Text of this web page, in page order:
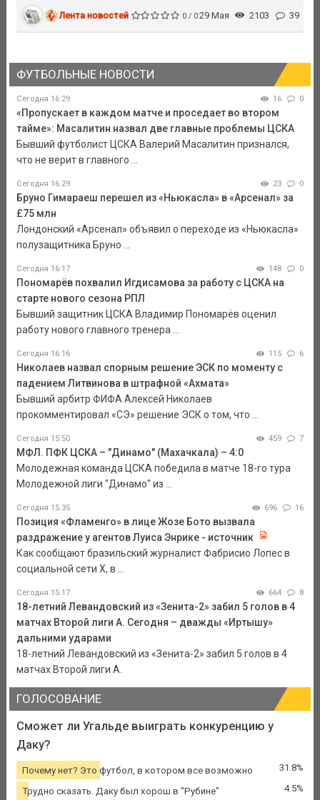
Лента новостей 0 / 029 Мая 2103 39
ФУТБОЛЬНЫЕ НОВОСТИ
Сегодня 16:29 16 0
«Пропускает в каждом матче и проседает во втором
тайме»: Масалитин назвал две главные проблемы ЦСКА
Бывший футболист ЦСКА Валерий Масалитин признался,
что не верит в главного ...
Сегодня 16:29 23 0
Бруно Гимараеш перешел из «Ньюкасла» в «Арсенал» за
£75 млн
Лондонский «Арсенал» объявил о переходе из «Ньюкасла»
полузащитника Бруно ...
Сегодня 16:17 148 0
Пономарёв похвалил Игдисамова за работу с ЦСКА на
старте нового сезона РПЛ
Бывший защитник ЦСКА Владимир Пономарёв оценил
работу нового главного тренера ...
Сегодня 16:16 115 6
Николаев назвал спорным решение ЭСК по моменту с
падением Литвинова в штрафной «Ахмата»
Бывший арбитр ФИФА Алексей Николаев
прокомментировал «СЭ» решение ЭСК о том, что ...
Сегодня 15:50 459 7
МФЛ. ПФК ЦСКА – "Динамо" (Махачкала) – 4:0
Молодежная команда ЦСКА победила в матче 18-го тура
Молодежной лиги "Динамо" из ...
Сегодня 15:35 696 16
Позиция «Фламенго» в лице Жозе Бото вызвала
раздражение у агентов Луиса Энрике - источник
Как сообщают бразильский журналист Фабрисио Лопес в
социальной сети Х, в ...
Сегодня 15:17 664 8
18-летний Левандовский из «Зенита-2» забил 5 голов в 4
матчах Второй лиги А. Сегодня – дважды «Иртышу»
дальними ударами
18-летний Левандовский из «Зенита-2» забил 5 голов в 4
матчах Второй лиги А.
ГОЛОСОВАНИЕ
Сможет ли Угальде выиграть конкуренцию у
Даку?
Почему нет? Это футбол, в котором все возможно 31.8%
Трудно сказать. Даку был хорош в "Рубине" 4.5%